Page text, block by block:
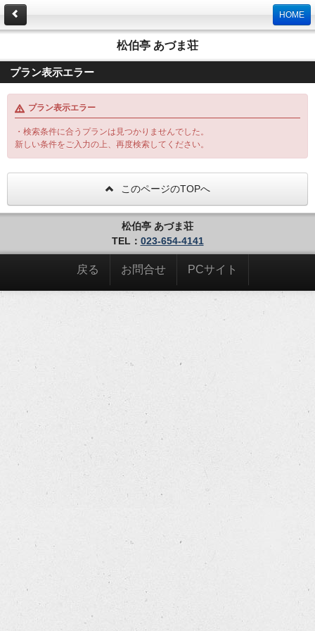
HOME
松伯亭 あづま荘
プラン表示エラー
プラン表示エラー
・検索条件に合うプランは見つかりませんでした。
新しい条件をご入力の上、再度検索してください。
このページのTOPへ
松伯亭 あづま荘
TEL： 023-654-4141
戻る お問合せ PCサイト